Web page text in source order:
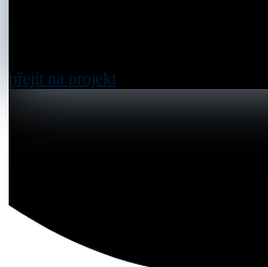
přejít na projekt